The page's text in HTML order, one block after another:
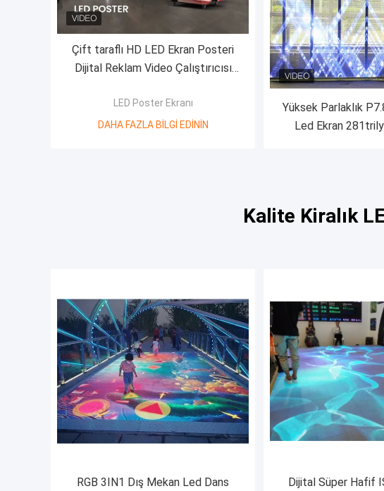
Çift taraflı HD LED Ekran Posteri
Dijital Reklam Video Çalıştırıcısı
LED Poster Ekranı
DAHA FAZLA BILGI EDININ
Yüksek Parlaklık
Led Ekran
Kalite Kiralık
RGB 3IN1 Dış Mekan Led Dans
Dijital Süper Hafif